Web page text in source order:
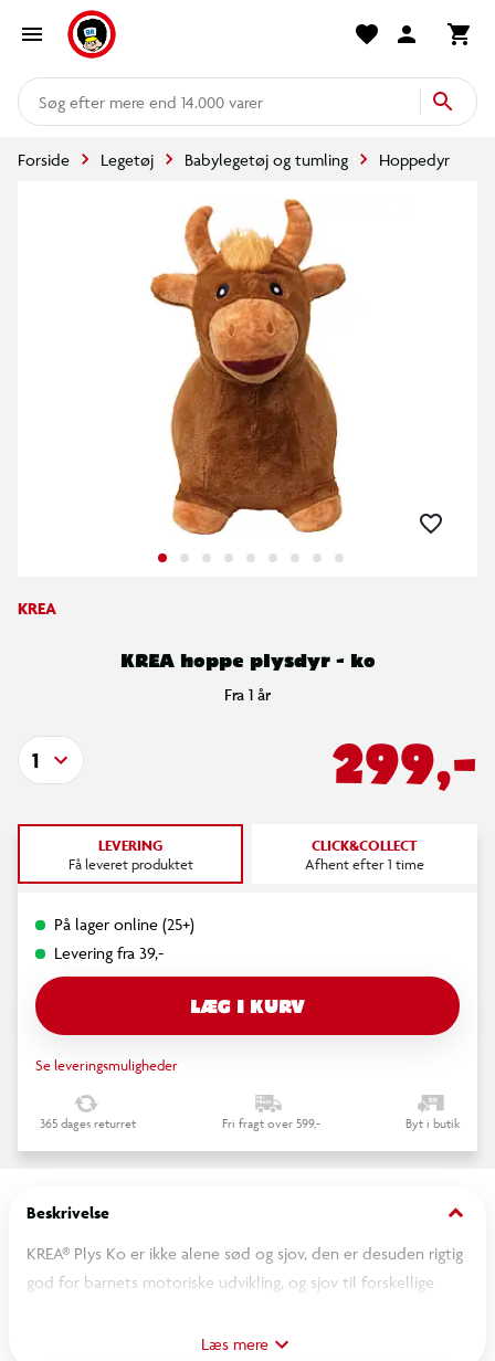
mere end 14.000 varer
Forside Legetøj Babylegetøj og tumling Hoppedyr
KREA
KREA hoppe plysdyr - ko
Fra 1 år
299,-
1
LEVERING
Få leveret produktet
CLICK&COLLECT
Afhent efter 1 time
På lager online (25+)
Levering fra 39,-
LÆG I KURV
Se leveringsmuligheder
365 dages returret Fri fragt over 599,- Byt i butik
Beskrivelse keyboard_arrow_down
KREA® Plys Ko er ikke alene sød og sjov, den er desuden rigtig
god for barnets motoriske udvikling, og sjov til forskellige
røde kinder. Siddehøjde: 28 cm. Pumpe medfølger.
Læs mere